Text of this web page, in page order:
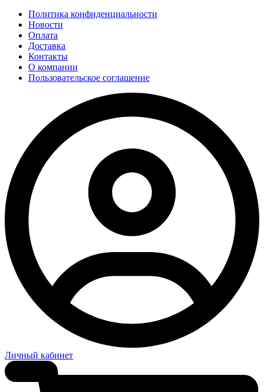
Политика конфиденциальности
Новости
Оплата
Доставка
Контакты
О компании
Пользовательское соглашение
Личный кабинет